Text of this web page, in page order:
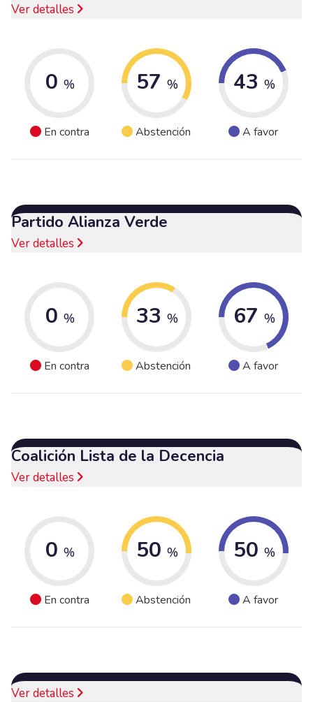
Ver detalles
0 %
En contra
57 %
Abstención
43 %
A favor
Partido Alianza Verde
Ver detalles
0 %
En contra
33 %
Abstención
67 %
A favor
Coalición Lista de la Decencia
Ver detalles
0 %
En contra
50 %
Abstención
50 %
A favor
Ver detalles